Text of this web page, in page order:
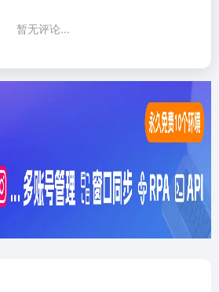
暂无评论...